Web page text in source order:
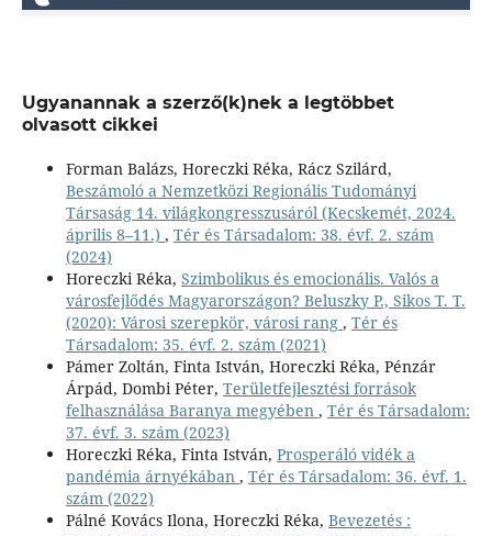
Ugyanannak a szerző(k)nek a legtöbbet
olvasott cikkei
Forman Balázs, Horeczki Réka, Rácz Szilárd,
Beszámoló a Nemzetközi Regionális Tudományi
Társaság 14. világkongresszusáról (Kecskemét, 2024.
április 8–11.) , Tér és Társadalom: 38. évf. 2. szám
(2024)
Horeczki Réka, Szimbolikus és emocionális. Valós a
városfejlődés Magyarországon? Beluszky P., Sikos T. T.
(2020): Városi szerepkör, városi rang , Tér és
Társadalom: 35. évf. 2. szám (2021)
Pámer Zoltán, Finta István, Horeczki Réka, Pénzár
Árpád, Dombi Péter, Területfejlesztési források
felhasználása Baranya megyében , Tér és Társadalom:
37. évf. 3. szám (2023)
Horeczki Réka, Finta István, Prosperáló vidék a
pandémia árnyékában , Tér és Társadalom: 36. évf. 1.
szám (2022)
Pálné Kovács Ilona, Horeczki Réka, Bevezetés :